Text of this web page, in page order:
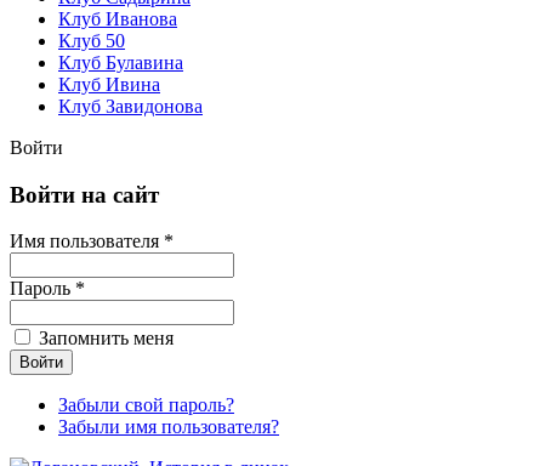
Клуб Иванова
Клуб 50
Клуб Булавина
Клуб Ивина
Клуб Завидонова
Войти
Войти на сайт
Имя пользователя *
Пароль *
Запомнить меня
Забыли свой пароль?
Забыли имя пользователя?